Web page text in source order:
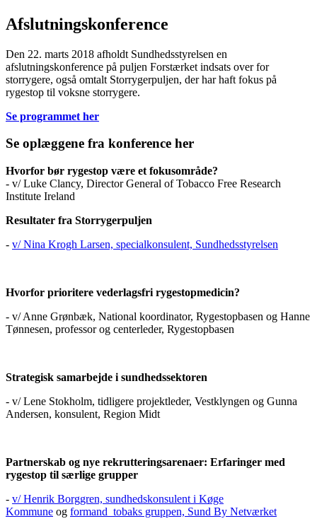
Afslutningskonference
Den 22. marts 2018 afholdt Sundhedsstyrelsen en
afslutningskonference på puljen Forstærket indsats over for
storrygere, også omtalt Storrygerpuljen, der har haft fokus på
rygestop til voksne storrygere.
Se programmet her
Se oplæggene fra konference her
Hvorfor bør rygestop være et fokusområde?
- v/ Luke Clancy, Director General of Tobacco Free Research
Institute Ireland
Resultater fra Storrygerpuljen
- v/ Nina Krogh Larsen, specialkonsulent, Sundhedsstyrelsen
Hvorfor prioritere vederlagsfri rygestopmedicin?
- v/ Anne Grønbæk, National koordinator, Rygestopbasen og Hanne
Tønnesen, professor og centerleder, Rygestopbasen
Strategisk samarbejde i sundhedssektoren
- v/ Lene Stokholm, tidligere projektleder, Vestklyngen og Gunna
Andersen, konsulent, Region Midt
Partnerskab og nye rekrutteringsarenaer: Erfaringer med
rygestop til særlige grupper
- v/ Henrik Borggren, sundhedskonsulent i Køge
Kommune og formand tobaks gruppen, Sund By Netværket